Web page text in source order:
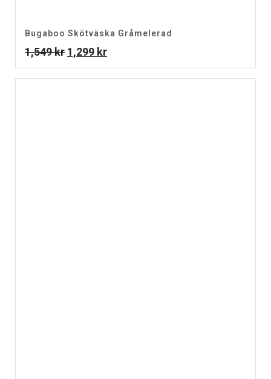
Bugaboo Skötväska Gråmelerad
1,549kr Det
ursprungliga
priset
1,299 krDet
nuvarande
priset